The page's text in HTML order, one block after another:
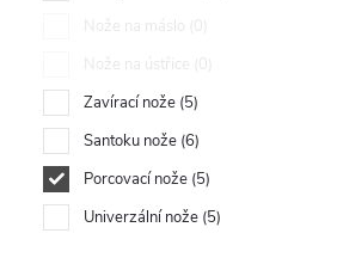
Nože na máslo
0
Nože na ústřice
0
Zavírací nože 5
Santoku nože 6
Porcovací nože 5
Univerzální nože 5